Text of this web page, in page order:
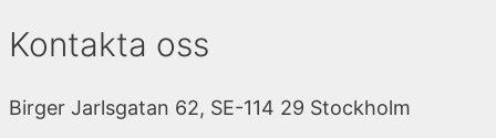
Kontakta oss
Birger Jarlsgatan 62, SE-114 29 Stockholm